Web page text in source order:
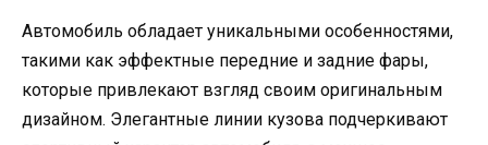
Автомобиль обладает уникальными особенностями,
такими как эффектные передние и задние фары,
которые привлекают взгляд своим оригинальным
дизайном. Элегантные линии кузова подчеркивают